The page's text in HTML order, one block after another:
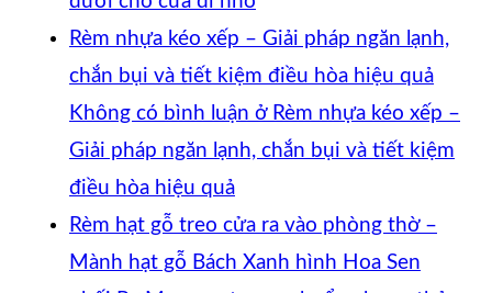
Rèm nhựa kéo xếp – Giải pháp ngăn lạnh,
chắn bụi và tiết kiệm điều hòa hiệu quả
Không có bình luận ở Rèm nhựa kéo xếp –
Giải pháp ngăn lạnh, chắn bụi và tiết kiệm
điều hòa hiệu quả
Rèm hạt gỗ treo cửa ra vào phòng thờ –
Mành hạt gỗ Bách Xanh hình Hoa Sen